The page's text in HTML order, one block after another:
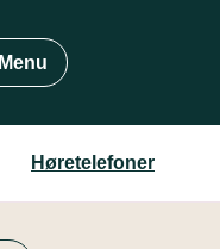
Menu
Høretelefoner